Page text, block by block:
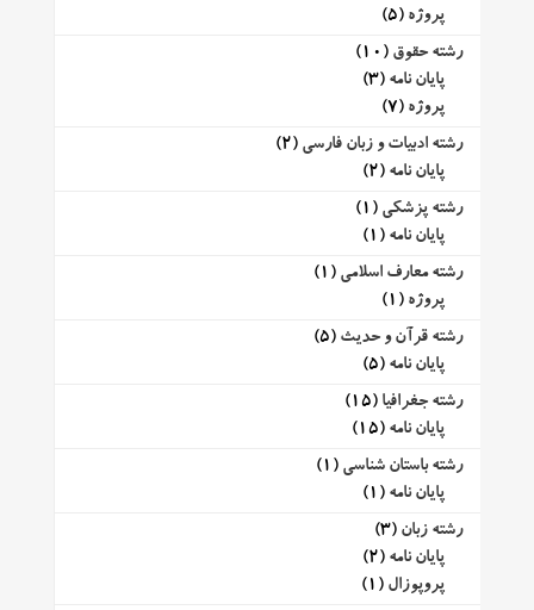
پروژه (5)
رشته حقوق (10)
پایان نامه (3)
پروژه (7)
رشته ادبیات و زبان فارسی (2)
پایان نامه (2)
رشته پزشکی (1)
پایان نامه (1)
رشته معارف اسلامی (1)
پروژه (1)
رشته قرآن و حدیث (5)
پایان نامه (5)
رشته جغرافیا (15)
پایان نامه (15)
رشته باستان شناسی (1)
پایان نامه (1)
رشته زبان (3)
پایان نامه (2)
پروپوزال (1)